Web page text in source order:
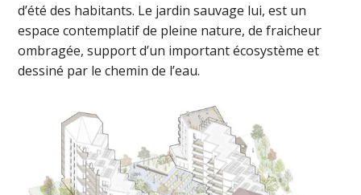
d’été des habitants. Le jardin sauvage lui, est un
espace contemplatif de pleine nature, de fraicheur
ombragée, support d’un important écosystème et
dessiné par le chemin de l’eau.